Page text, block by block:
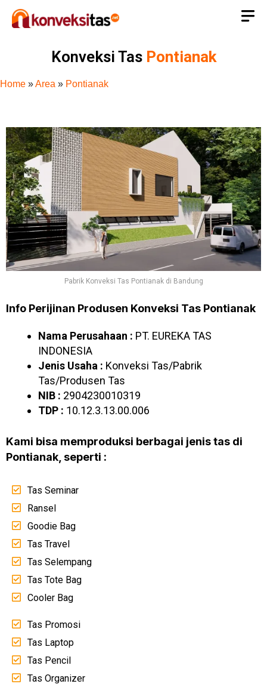
Konveksi Tas Pontianak
Home »Area » Pontianak
Pabrik Konveksi Tas Pontianak di Bandung
Info Perijinan Produsen Konveksi Tas Pontianak
Nama Perusahaan : PT. EUREKA TAS
INDONESIA
Jenis Usaha : Konveksi Tas/Pabrik
Tas/Produsen Tas
NIB : 2904230010319
TDP : 10.12.3.13.00.006
Kami bisa memproduksi berbagai jenis tas di
Pontianak, seperti :
Tas Seminar
Ransel
Goodie Bag
Tas Travel
Tas Selempang
Tas Tote Bag
Cooler Bag
Tas Promosi
Tas Laptop
Tas Pencil
Tas Organizer